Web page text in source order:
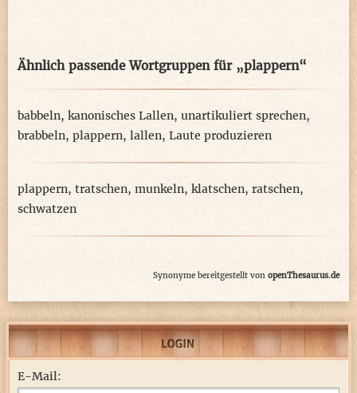
Ähnlich passende Wortgruppen für „plappern“
babbeln, kanonisches Lallen, unartikuliert sprechen,
brabbeln, plappern, lallen, Laute produzieren
plappern, tratschen, munkeln, klatschen, ratschen,
schwatzen
Synonyme bereitgestellt von openThesaurus.de
E-Mail: